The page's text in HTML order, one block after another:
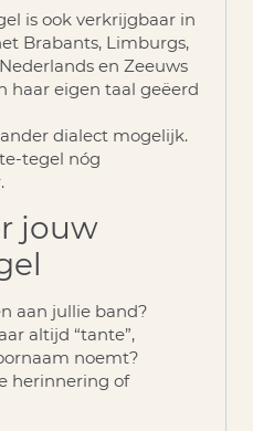
is ook verkrijgbaar in
Brabants, Limburgs,
en Zeeuws
haar eigen taal geëerd
dialect mogelijk.
tegel nóg
jouw
aan jullie band?
altijd “tante”,
noemt?
herinnering of